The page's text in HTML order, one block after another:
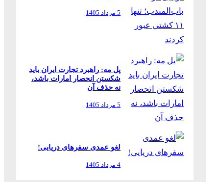
5 مرداد 1405
پل مه: راهبرد تجارت ایران باید
شکستن انحصار امارات باشد،
نه حذف آن
5 مرداد 1405
لغو عمدی سفرهای دریایی!
4 مرداد 1405